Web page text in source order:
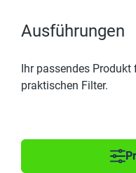
Ausführungen
Ihr passendes
praktischen Filter.